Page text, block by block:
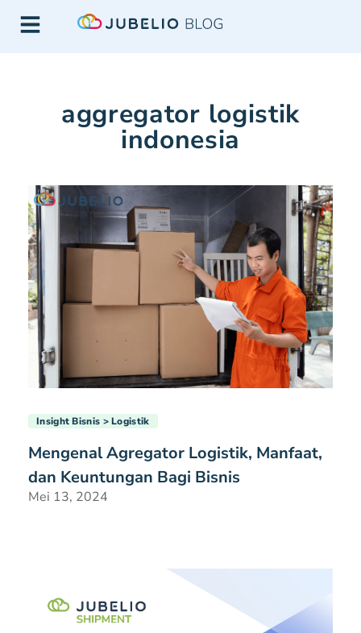
aggregator logistik
indonesia
Insight Bisnis Logistik
Mengenal Agregator Logistik, Manfaat,
dan Keuntungan Bagi Bisnis
Mei 13, 2024